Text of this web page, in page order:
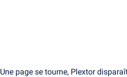
Une page se tourne, Plextor